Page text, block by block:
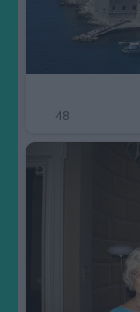
48